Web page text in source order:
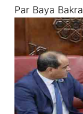
Par Baya Bakra